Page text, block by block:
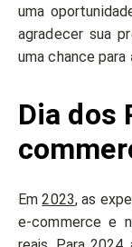
uma
agradecer sua
uma chance para
Dia dos
Em2023, as
e-commerce e